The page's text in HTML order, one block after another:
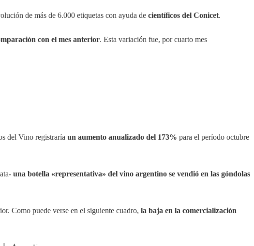
de más de 6.000 etiquetas con ayuda de científicos del Conicet.
con el mes anterior. Esta variación fue, por cuarto mes
del Vino registraría un aumento anualizado del 173% para el período octubre
una botella «representativa» del vino argentino se vendió en las góndolas
Como puede verse en el siguiente cuadro, la baja en la comercialización